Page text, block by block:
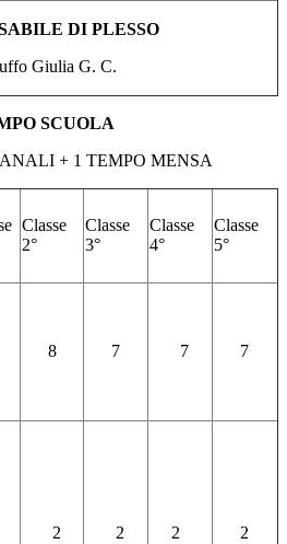
DI PLESSO
Giulia G. C.
SCUOLA
+ 1 TEMPO MENSA
Classe
2°
Classe
3°
Classe
4°
Classe
5°
8 7 7 7
2 2 2 2